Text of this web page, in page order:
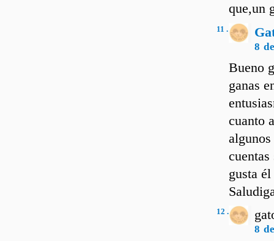
que,un
11 .
8
Bueno
ganas
cuanto
gusta
12 .
8